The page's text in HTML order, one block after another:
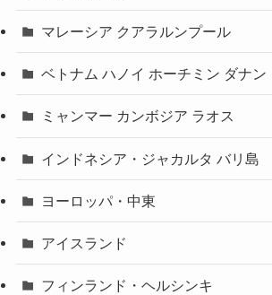
マレーシア クアラルンプール
ベトナム ハノイ ホーチミン ダナン
ミャンマー カンボジア ラオス
インドネシア・ジャカルタ バリ島
ヨーロッパ・中東
アイスランド
フィンランド・ヘルシンキ